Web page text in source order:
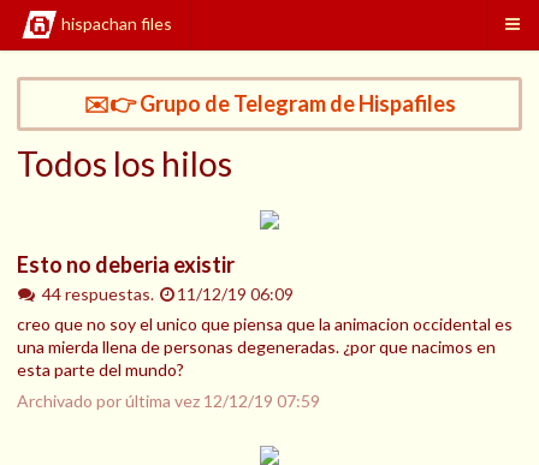
hispachan files
✉️👉 Grupo de Telegram de Hispafiles
Todos los hilos
Esto no deberia existir
44 respuestas.
11/12/19 06:09
creo que no soy el unico que piensa que la animacion occidental es
una mierda llena de personas degeneradas. ¿por que nacimos en
esta parte del mundo?
Archivado por última vez 12/12/19 07:59